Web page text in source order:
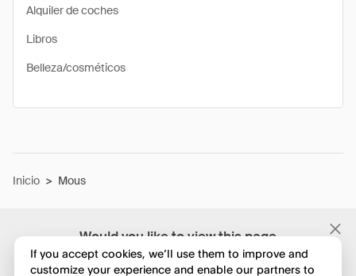
Would you like to view this page
in English?
Alquiler de coches
Libros
Belleza/cosméticos
Inicio > Mous
If you accept cookies, we’ll use them to improve and
customize your experience and enable our partners to